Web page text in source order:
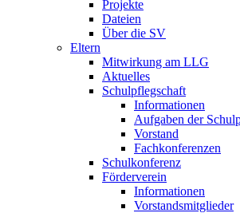
Projekte
Dateien
Über die SV
Eltern
Mitwirkung am LLG
Aktuelles
Schulpflegschaft
Informationen
Aufgaben der
Vorstand
Fachkonferenzen
Schulkonferenz
Förderverein
Informationen
Vorstandsmitglieder